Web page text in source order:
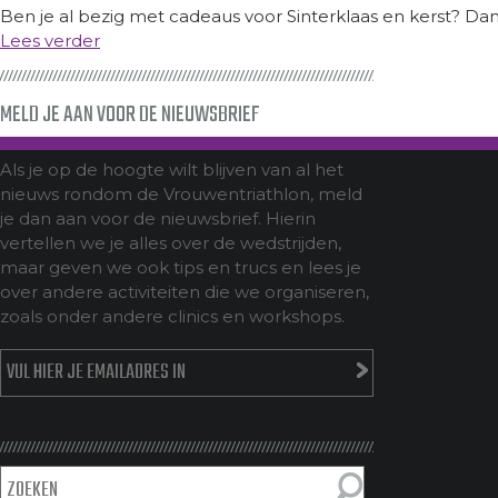
Ben je al bezig met cadeaus voor Sinterklaas en kerst?
Lees verder
MELD JE AAN VOOR DE NIEUWSBRIEF
Als je op de hoogte wilt blijven van al het
nieuws rondom de Vrouwentriathlon, meld
je dan aan voor de nieuwsbrief. Hierin
vertellen we je alles over de wedstrijden,
maar geven we ook tips en trucs en lees je
over andere activiteiten die we organiseren,
zoals onder andere clinics en workshops.